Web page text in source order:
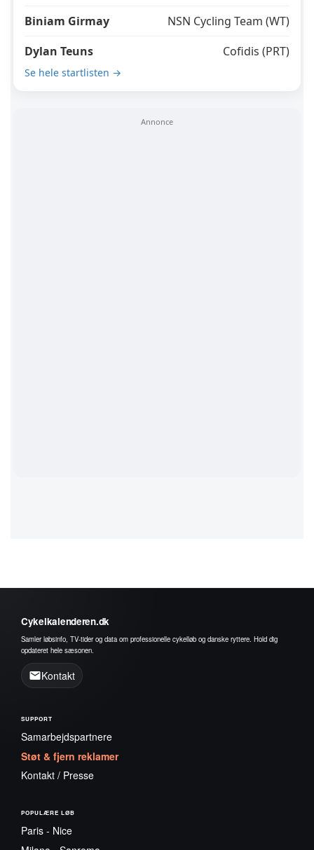
Biniam Girmay
NSN Cycling Team (WT)
Dylan Teuns
Cofidis (PRT)
Se hele startlisten →
Cykelkalenderen.dk
Samler løbsinfo, TV-tider og data om professionelle cykelløb og danske ryttere. Hold dig
opdateret hele sæsonen.
Kontakt
SUPPORT
Samarbejdspartnere
Støt & fjern reklamer
Kontakt / Presse
POPULÆRE LØB
Paris - Nice